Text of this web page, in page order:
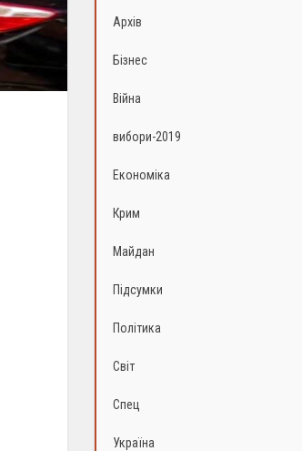
Архів
Бізнес
Війна
вибори-2019
Економіка
Крим
Майдан
Підсумки
Політика
Світ
Спец
Україна